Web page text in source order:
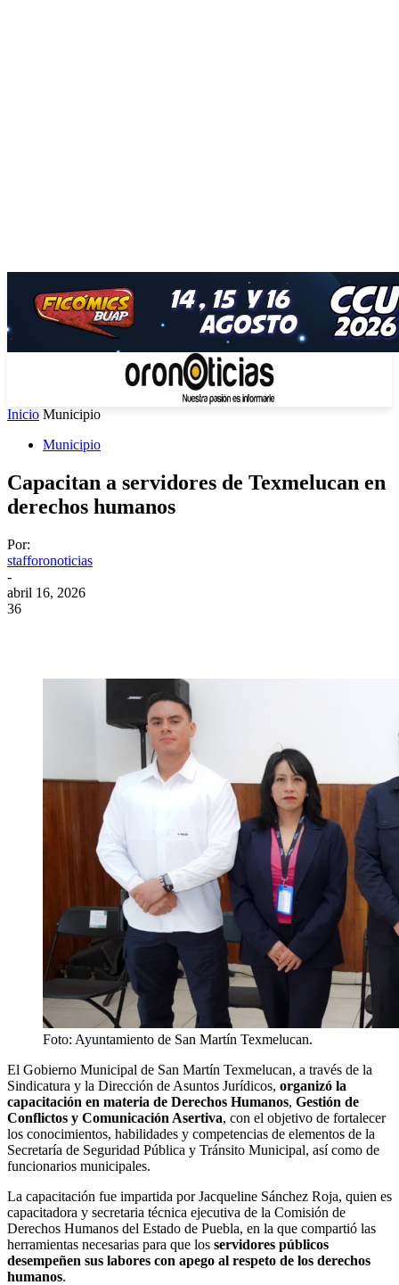
Inicio Municipio
Municipio
Capacitan a servidores de Texmelucan en
derechos humanos
Por:
stafforonoticias
-
abril 16, 2026
36
Foto: Ayuntamiento de San Martín Texmelucan.
El Gobierno Municipal de San Martín Texmelucan, a través de la
Sindicatura y la Dirección de Asuntos Jurídicos, organizó la
capacitación en materia de Derechos Humanos, Gestión de
Conflictos y Comunicación Asertiva, con el objetivo de fortalecer
los conocimientos, habilidades y competencias de elementos de la
Secretaría de Seguridad Pública y Tránsito Municipal, así como de
funcionarios municipales.
La capacitación fue impartida por Jacqueline Sánchez Roja, quien es
capacitadora y secretaria técnica ejecutiva de la Comisión de
Derechos Humanos del Estado de Puebla, en la que compartió las
herramientas necesarias para que los servidores públicos
desempeñen sus labores con apego al respeto de los derechos
humanos.